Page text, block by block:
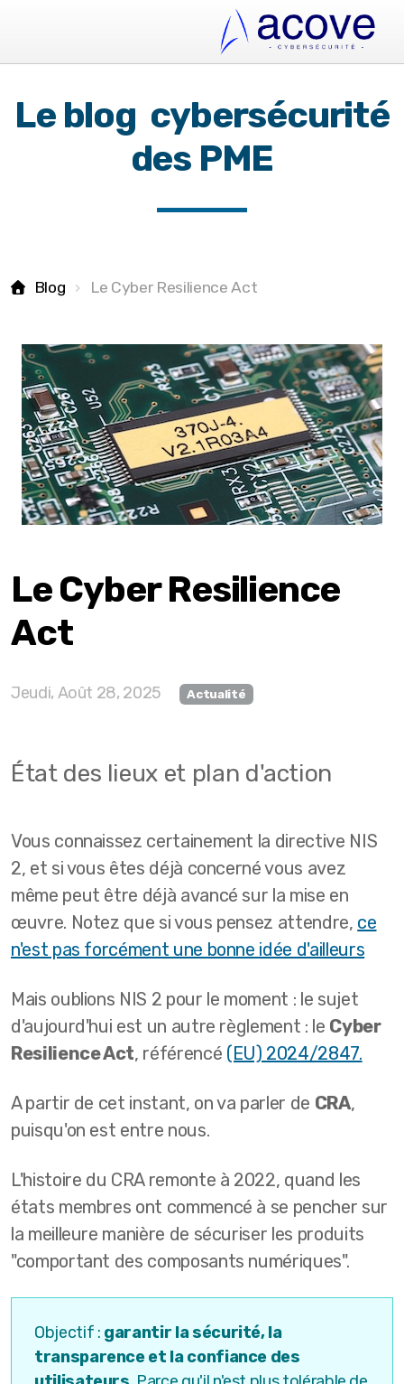
Le blog cybersécurité
des PME
Blog Le Cyber Resilience Act
Le Cyber Resilience
Act
Jeudi, Août 28, 2025 Actualité
État des lieux et plan d'action
Vous connaissez certainement la directive NIS
2, et si vous êtes déjà concerné vous avez
même peut être déjà avancé sur la mise en
œuvre. Notez que si vous pensez attendre, ce
n'est pas forcément une bonne idée d'ailleurs
Mais oublions NIS 2 pour le moment : le sujet
d'aujourd'hui est un autre règlement : le Cyber
Resilience Act, référencé (EU) 2024/2847.
A partir de cet instant, on va parler de CRA,
puisqu'on est entre nous.
L'histoire du CRA remonte à 2022, quand les
états membres ont commencé à se pencher sur
la meilleure manière de sécuriser les produits
"comportant des composants numériques".
Objectif : garantir la sécurité, la
transparence et la confiance des